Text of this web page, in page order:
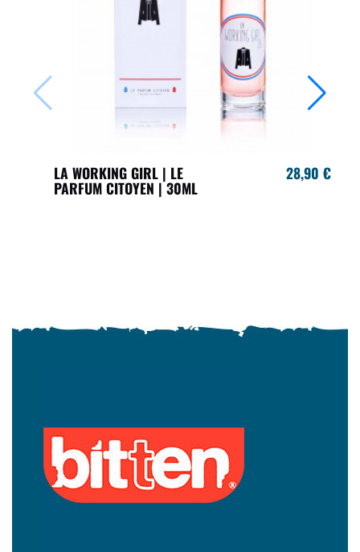
LA WORKING GIRL | LE
PARFUM CITOYEN | 30ML
28,90 €